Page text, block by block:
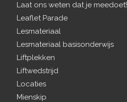
Laat ons weten dat je meedoet!
Leaflet Parade
Lesmateriaal
Lesmateriaal basisonderwijs
Liftplekken
Liftwedstrijd
Locaties
Mienskip